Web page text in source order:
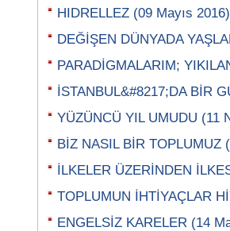
HIDRELLEZ (09 Mayıs 2016)
DEĞİŞEN DÜNYADA
PARADİGMALARIM;
İSTANBUL&#8217;DA BİR
YÜZÜNCÜ YIL UMUDU (11
BİZ NASIL BİR TOPLUMUZ
İLKELER ÜZERİNDEN
TOPLUMUN İHTİYAÇLAR
ENGELSİZ KARELER (14